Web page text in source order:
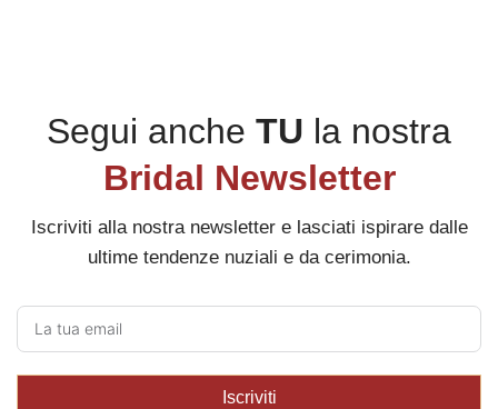
Segui anche TU la nostra
Bridal Newsletter
Iscriviti alla nostra newsletter e lasciati ispirare dalle
ultime tendenze nuziali e da cerimonia.
Iscriviti